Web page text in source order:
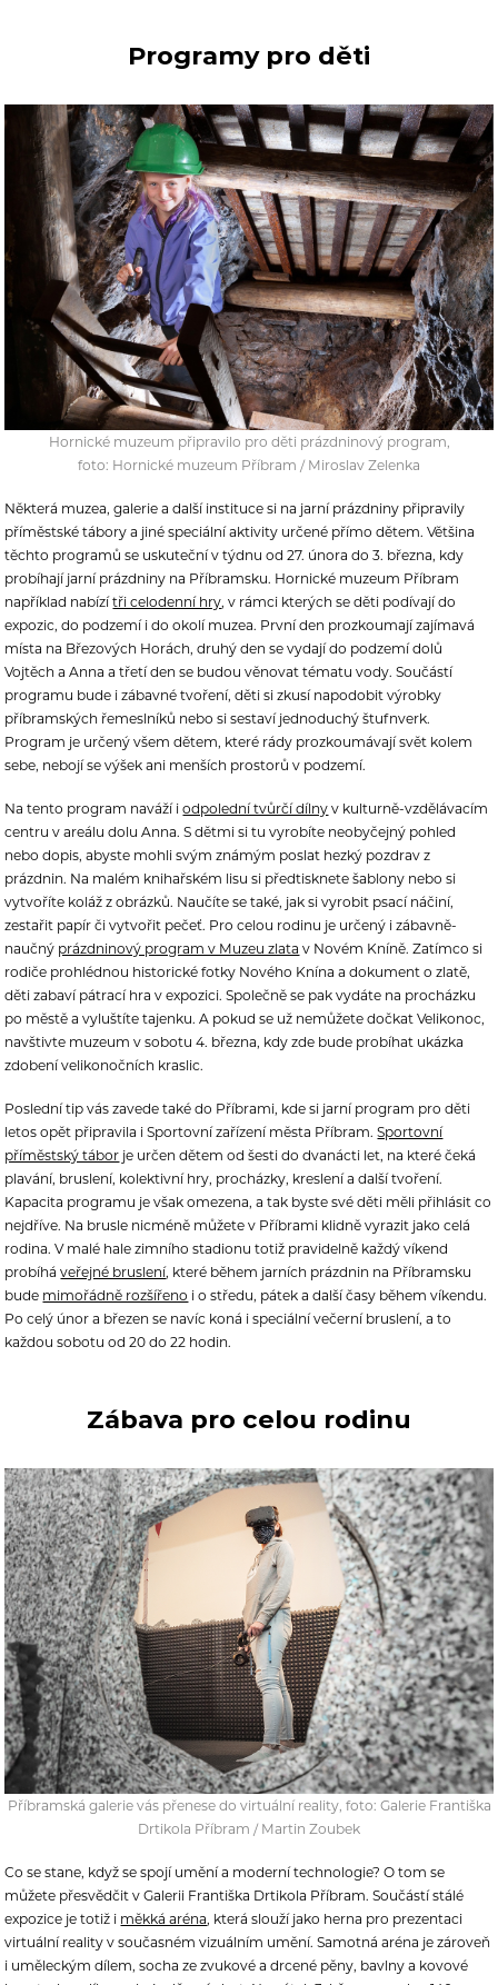
Programy pro děti
Hornické muzeum připravilo pro děti prázdninový program,
foto: Hornické muzeum Příbram / Miroslav Zelenka
Některá muzea, galerie a další instituce si na jarní prázdniny připravily
příměstské tábory a jiné speciální aktivity určené přímo dětem. Většina
těchto programů se uskuteční v týdnu od 27. února do 3. března, kdy
probíhají jarní prázdniny na Příbramsku. Hornické muzeum Příbram
například nabízítři celodenní hry, v rámci kterých se děti podívají do
expozic, do podzemí i do okolí muzea. První den prozkoumají zajímavá
místa na Březových Horách, druhý den se vydají do podzemí dolů
Vojtěch a Anna a třetí den se budou věnovat tématu vody. Součástí
programu bude i zábavné tvoření, děti si zkusí napodobit výrobky
příbramských řemeslníků nebo si sestaví jednoduchý štufnverk.
Program je určený všem dětem, které rády prozkoumávají svět kolem
sebe, nebojí se výšek ani menších prostorů v podzemí.
Na tento program naváží iodpolední tvůrčí dílny v kulturně-vzdělávacím
centru v areálu dolu Anna. S dětmi si tu vyrobíte neobyčejný pohled
nebo dopis, abyste mohli svým známým poslat hezký pozdrav z
prázdnin. Na malém knihařském lisu si předtisknete šablony nebo si
vytvoříte koláž z obrázků. Naučíte se také, jak si vyrobit psací náčiní,
zestařit papír či vytvořit pečeť. Pro celou rodinu je určený i zábavně-
naučný prázdninový program v Muzeu zlata v Novém Kníně. Zatímco si
rodiče prohlédnou historické fotky Nového Knína a dokument o zlatě,
děti zabaví pátrací hra v expozici. Společně se pak vydáte na procházku
po městě a vyluštíte tajenku. A pokud se už nemůžete dočkat Velikonoc,
navštivte muzeum v sobotu 4. března, kdy zde bude probíhat ukázka
zdobení velikonočních kraslic.
Poslední tip vás zavede také do Příbrami, kde si jarní program pro děti
letos opět připravila i Sportovní zařízení města Příbram.Sportovní
příměstský tábor je určen dětem od šesti do dvanácti let, na které čeká
plavání, bruslení, kolektivní hry, procházky, kreslení a další tvoření.
Kapacita programu je však omezena, a tak byste své děti měli přihlásit co
nejdříve. Na brusle nicméně můžete v Příbrami klidně vyrazit jako celá
rodina. V malé hale zimního stadionu totiž pravidelně každý víkend
probíháveřejné bruslení, které během jarních prázdnin na Příbramsku
bude mimořádně rozšířeno i o středu, pátek a další časy během víkendu.
Po celý únor a březen se navíc koná i speciální večerní bruslení, a to
každou sobotu od 20 do 22 hodin.
Zábava pro celou rodinu
Příbramská galerie vás přenese do virtuální reality, foto: Galerie Františka
Drtikola Příbram / Martin Zoubek
Co se stane, když se spojí umění a moderní technologie? O tom se
můžete přesvědčit v Galerii Františka Drtikola Příbram. Součástí stálé
expozice je totiž i měkká aréna, která slouží jako herna pro prezentaci
virtuální reality v současném vizuálním umění. Samotná aréna je zároveň
i uměleckým dílem, socha ze zvukové a drcené pěny, bavlny a kovové